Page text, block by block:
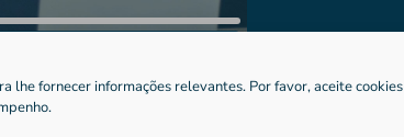
lhe fornecer informações relevantes. Por favor, aceite cookies